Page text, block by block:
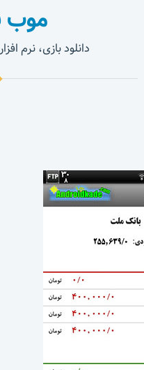
موب
دانلود بازی، نرم